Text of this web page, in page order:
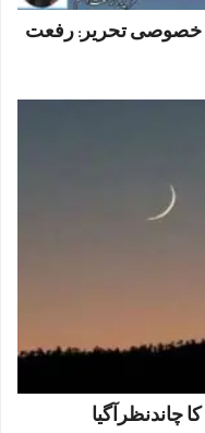
خصوصی تحریر: رفعت
چاندنظرآگیا